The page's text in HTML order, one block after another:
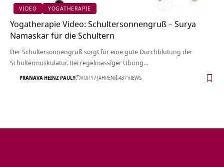
VIDEO YOGATHERAPIE
Yogatherapie Video: Schultersonnengruß – Surya
Namaskar für die Schultern
Der Schultersonnengruß sorgt für eine gute Durchblutung der
Schultermuskulatur. Bei regelmässiger Übung…
PRANAVA HEINZ PAULY VOR 17 JAHREN 437 VIEWS